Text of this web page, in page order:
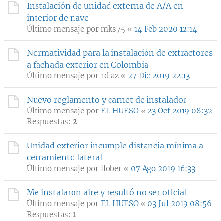
Instalación de unidad externa de A/A en
interior de nave
Último mensaje por mks75 « 14 Feb 2020 12:14
Normatividad para la instalación de extractores
a fachada exterior en Colombia
Último mensaje por rdiaz « 27 Dic 2019 22:13
Nuevo reglamento y carnet de instalador
Último mensaje por EL HUESO « 23 Oct 2019 08:32
Respuestas: 2
Unidad exterior incumple distancia mínima a
cerramiento lateral
Último mensaje por llober « 07 Ago 2019 16:33
Me instalaron aire y resultó no ser oficial
Último mensaje por EL HUESO « 03 Jul 2019 08:56
Respuestas: 1